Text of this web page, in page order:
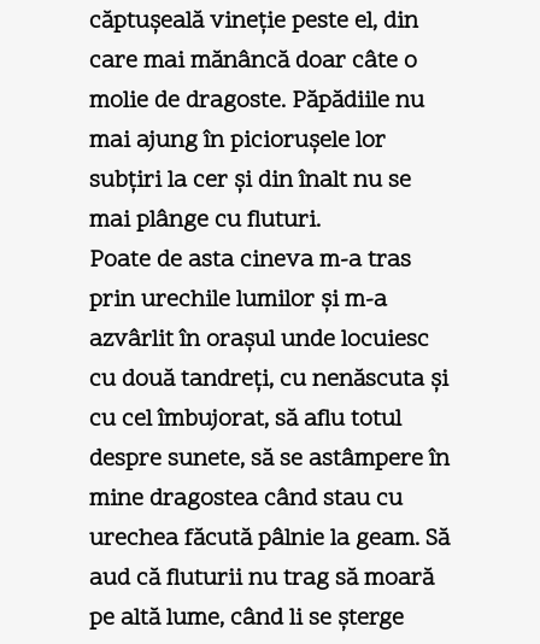
căptuşeală vineţie peste el, din
care mai mănâncă doar câte o
molie de dragoste. Păpădiile nu
mai ajung în picioruşele lor
subţiri la cer şi din înalt nu se
mai plânge cu fluturi.
Poate de asta cineva m-a tras
prin urechile lumilor şi m-a
azvârlit în oraşul unde locuiesc
cu două tandreţi, cu nenăscuta şi
cu cel îmbujorat, să aflu totul
despre sunete, să se astâmpere în
mine dragostea când stau cu
urechea făcută pâlnie la geam. Să
aud că fluturii nu trag să moară
pe altă lume, când li se şterge